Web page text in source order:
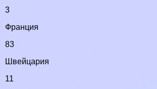
3
Франция
83
Швейцария
11